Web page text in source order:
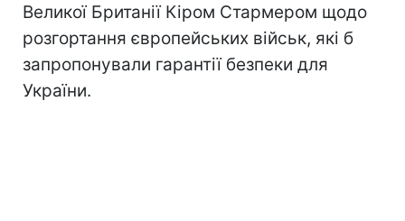
Великої Британії Кіром Стармером щодо
розгортання європейських військ, які б
запропонували гарантії безпеки для
України.